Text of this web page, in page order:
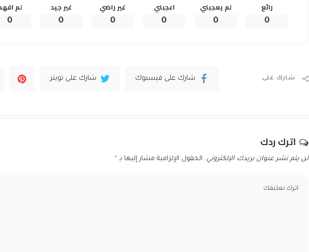
رائع
0
لم يعجبني
0
اعجبني
0
غير راضي
0
غير جيد
0
لم
0
شارك على شارك على فيسبوك شارك على تويتر
اترك ردك
لن يتم نشر عنوان بريدك الإلكتروني. الحقول الإلزامية مشار إليها بـ *